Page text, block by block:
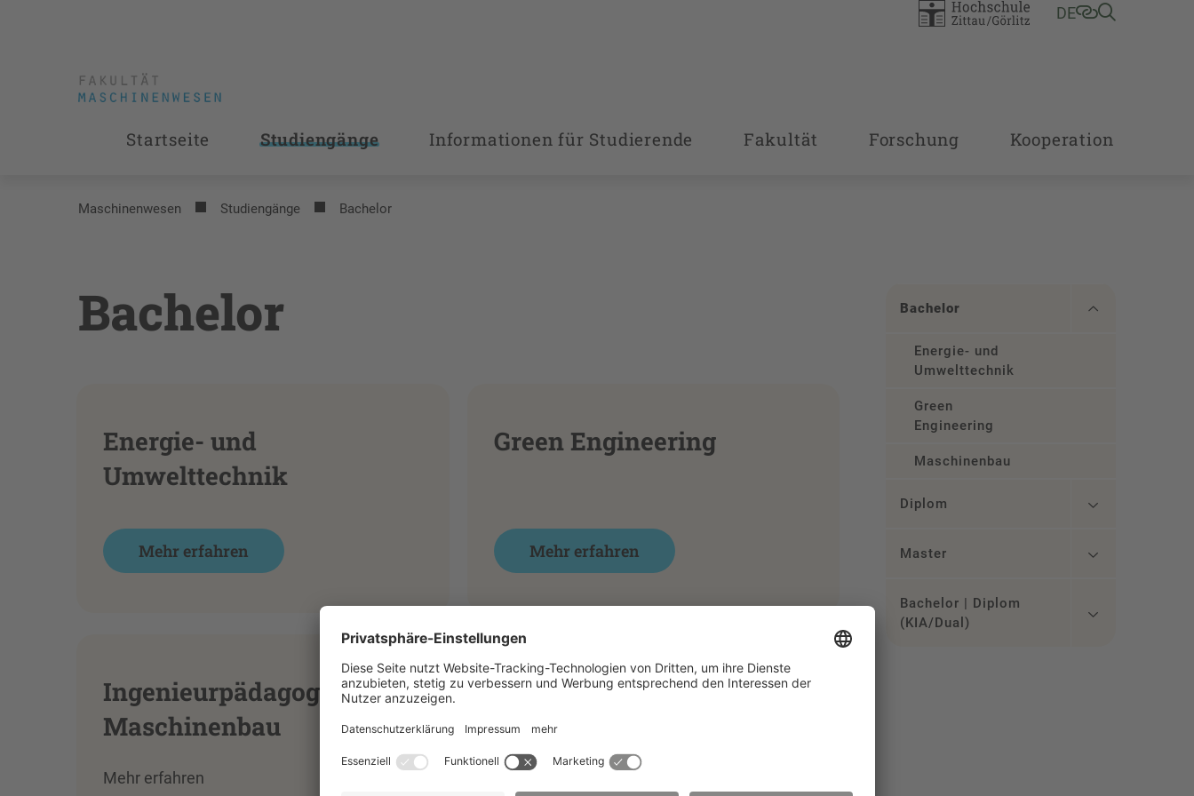
DE
Startseite Studiengänge Informationen für Studierende Fakultät Forschung Kooperation
Maschinenwesen Studiengänge Bachelor
Bachelor
Energie- und
Umwelttechnik
Mehr erfahren
Green Engineering
Mehr erfahren
Ingenieurpädagogik
Maschinenbau
Mehr erfahren
Maschinenbau
Mehr erfahren
Bachelor
Energie- und
Umwelttechnik
Green
Engineering
Maschinenbau
Diplom
Master
Bachelor | Diplom
(KIA/Dual)